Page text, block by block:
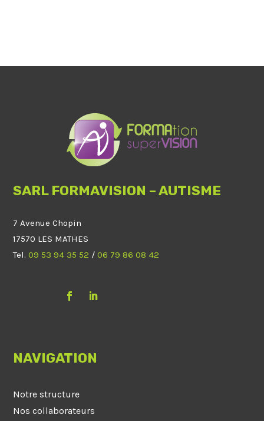
SARL FORMAVISION – AUTISME
7 Avenue Chopin
17570 LES MATHES
Tel.09 53 94 35 52 /06 79 86 08 42
NAVIGATION
Notre structure
Nos collaborateurs